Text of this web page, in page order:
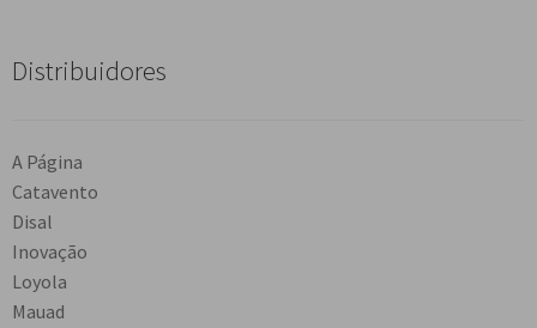
Distribuidores
A Página
Catavento
Disal
Inovação
Loyola
Mauad